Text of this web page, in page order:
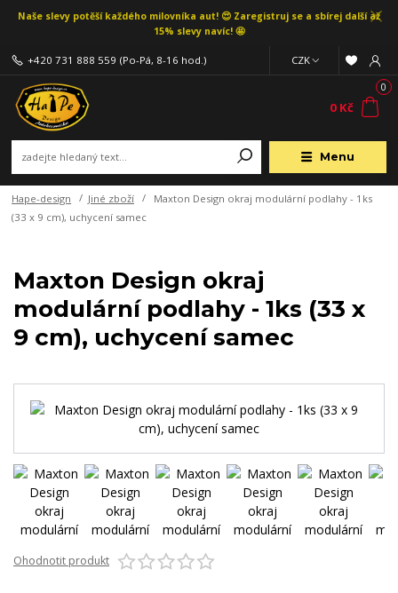
Naše slevy potěší každého milovníka aut! 😍 Zaregistruj se a sbírej další až
15% slevy navíc! 🤩
Menu
CZK
+420 731 888 559 (Po-Pá, 8-16 hod.)
0
0 Kč
Hape-design Jiné zboží
Maxton Design okraj modulární podlahy - 1ks
(33 x 9 cm), uchycení samec
Maxton Design okraj
modulární podlahy - 1ks (33 x
9 cm), uchycení samec
Ohodnotit produkt